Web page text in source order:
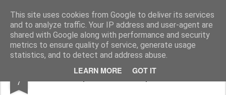
This site uses cookies from Google to deliver its services
and to analyze traffic. Your IP address and user-agent are
shared with Google along with performance and security
metrics to ensure quality of service, generate usage
statistics, and to detect and address abuse.
LEARN MORE GOT IT
Styloblog Stylo is secretariaat en tekstredactie Ytzen Lont
Pages
7 Enquête: slechte prestatie